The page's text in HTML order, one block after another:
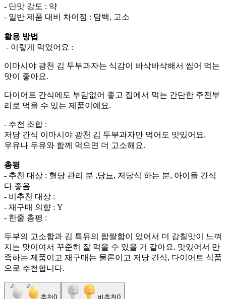
- 단맛 강도 : 약
- 일반 제품 대비 차이점 : 담백, 고소
활용 방법
- 이렇게 먹었어요 :
이마시야 광천 김 두부과자는 식감이 바삭바삭해서 씹어 먹는
맛이
좋아요.
다이어트 간식에도 부담없어 좋고 집에서 먹는 간단한 주전부
리로 먹을 수 있는 제품이예요.
- 추천 조합 :
저당 간식 이마시야 광천 김 두부과자만 먹어도 맛있어요.
우유나 두유와 함께 먹으면 더 고소해요.
총평
- 추천 대상 : 혈당 관리 분 ,당뇨, 저당식 하는 분, 아이들 간식
다 좋음
- 비추천 대상 :
- 재구매 의향 : Y
- 한줄 총평 :
두부의 고소함과 김 특유의 짭짤함이 있어서 더 감칠맛이
느껴
지는 맛이여서 꾸준히 잘 먹을 수 있을 거 같아요. 맛있어서 만
족하는 제품이고 재구매는 물론이고 저당 간식, 다이어트 식품
으로 추천합니다.
추천0 비추천0